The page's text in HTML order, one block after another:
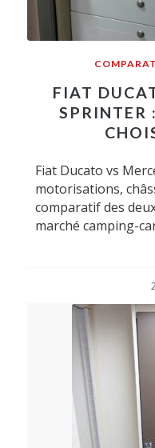
FIAT
SPRINTER
Fiat Ducato vs
motorisations,
comparatif des
marché camping-